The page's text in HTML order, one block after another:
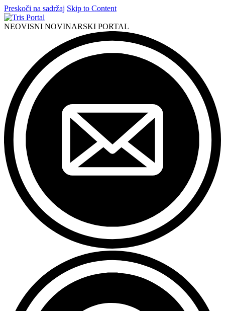
Preskoči na sadržaj Skip to Content
NEOVISNI NOVINARSKI PORTAL